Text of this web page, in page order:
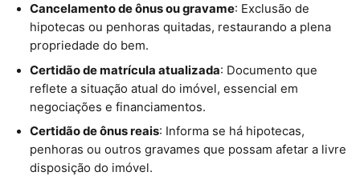
Cancelamento de ônus ou gravame: Exclusão de
hipotecas ou penhoras quitadas, restaurando a plena
propriedade do bem.
Certidão de matrícula atualizada: Documento que
reflete a situação atual do imóvel, essencial em
negociações e financiamentos.
Certidão de ônus reais: Informa se há hipotecas,
penhoras ou outros gravames que possam afetar a livre
disposição do imóvel.